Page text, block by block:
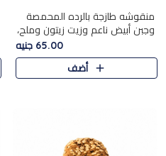
منقوشه طازجة بالرده المحمصة
وجبن أبيض ناعم وزيت زيتون وملح،
مباشرة من الفرن.الرده مع نعومة
الجبن فوق عجينة طازجة.
65.00 جنيه
أضف